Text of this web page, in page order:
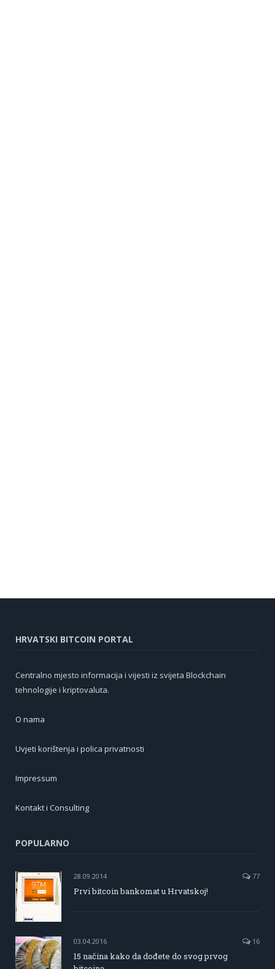
HRVATSKI BITCOIN PORTAL
Centralno mjesto informacija i vijesti iz svijeta Blockchain
tehnologije i kriptovaluta.
O nama
Uvjeti korištenja i polica privatnosti
Impressum
Kontakt i Consulting
POPULARNO
28.09.2014 77
Prvi bitcoin bankomat u Hrvatskoj!
03.04.2016 16
15 načina kako da dođete do svog prvog